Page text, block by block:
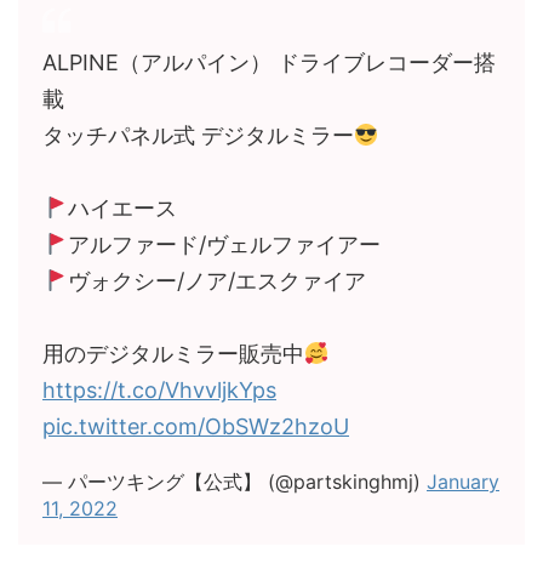
ALPINE（アルパイン） ドライブレコーダー搭
載
タッチパネル式 デジタルミラー
ハイエース
アルファード/ヴェルファイアー
ヴォクシー/ノア/エスクァイア
用のデジタルミラー販売中
https://t.co/VhvvljkYps
pic.twitter.com/ObSWz2hzoU
— パーツキング【公式】 (@partskinghmj) January
11, 2022